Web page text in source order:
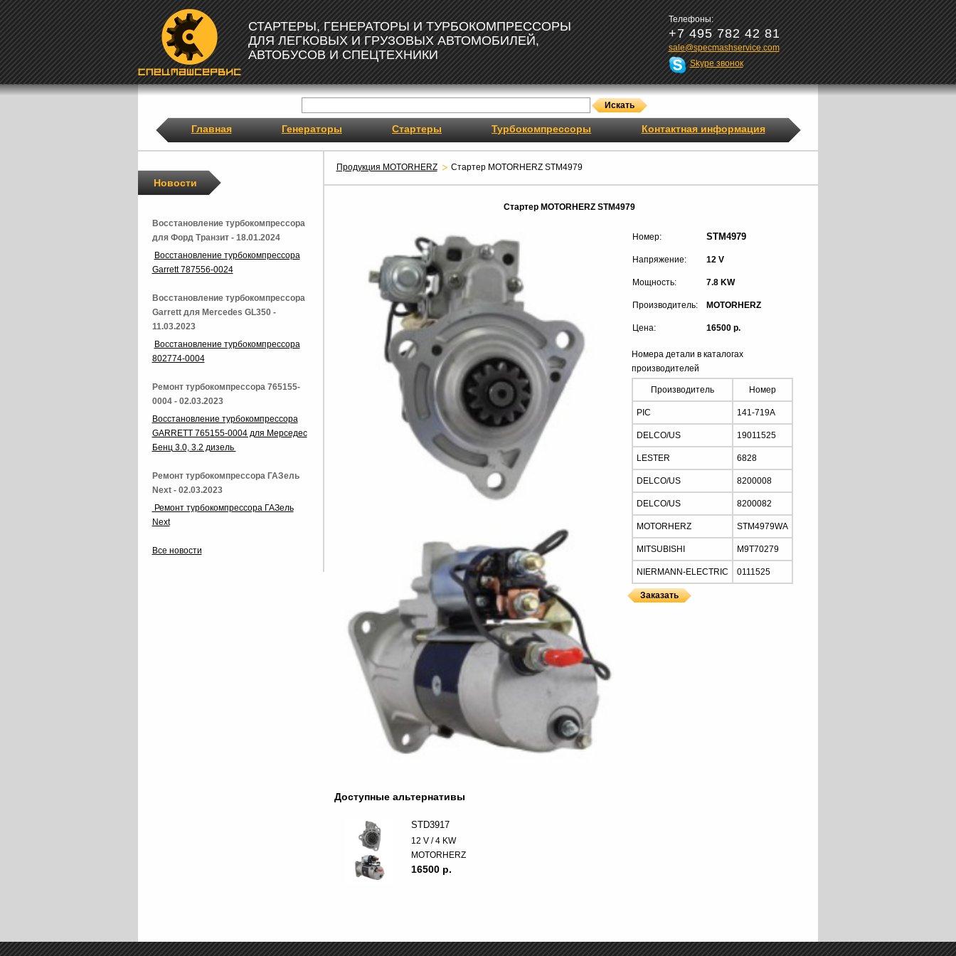
СТАРТЕРЫ, ГЕНЕРАТОРЫ И ТУРБОКОМПРЕССОРЫ
ДЛЯ ЛЕГКОВЫХ И ГРУЗОВЫХ АВТОМОБИЛЕЙ,
АВТОБУСОВ И СПЕЦТЕХНИКИ
Телефоны:
+7 495 782 42 81
sale@specmashservice.com
Skype звонок
Главная Генераторы Стартеры Турбокомпрессоры Контактная информация
Продукция MOTORHERZ Стартер MOTORHERZ STM4979
Стартер MOTORHERZ STM4979
Номер: STM4979
Напряжение: 12 V
Мощность: 7.8 KW
Производитель: MOTORHERZ
Цена: 16500 р.
Номера детали в каталогах
производителей
Производитель Номер
PIC 141-719A
DELCO/US 19011525
LESTER 6828
DELCO/US 8200008
DELCO/US 8200082
MOTORHERZ STM4979WA
MITSUBISHI M9T70279
NIERMANN-ELECTRIC 0111525
Доступные альтернативы
STD3917
12 V / 4 KW
MOTORHERZ
16500 p.
Новости
Восстановление турбокомпрессора
для Форд Транзит - 18.01.2024
Восстановление турбокомпрессора
Garrett 787556-0024
Восстановление турбокомпрессора
Garrett для Mercedes GL350 -
11.03.2023
Восстановление турбокомпрессора
802774-0004
Ремонт турбокомпрессора 765155-
0004 - 02.03.2023
Восстановление турбокомпрессора
GARRETT 765155-0004 для Мерседес
Бенц 3.0, 3.2 дизель
Ремонт турбокомпрессора ГАЗель
Next - 02.03.2023
Ремонт турбокомпрессора ГАЗель
Next
Все новости